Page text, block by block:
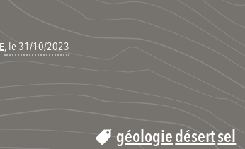
, le 31/10/2023
géologiedésertsel